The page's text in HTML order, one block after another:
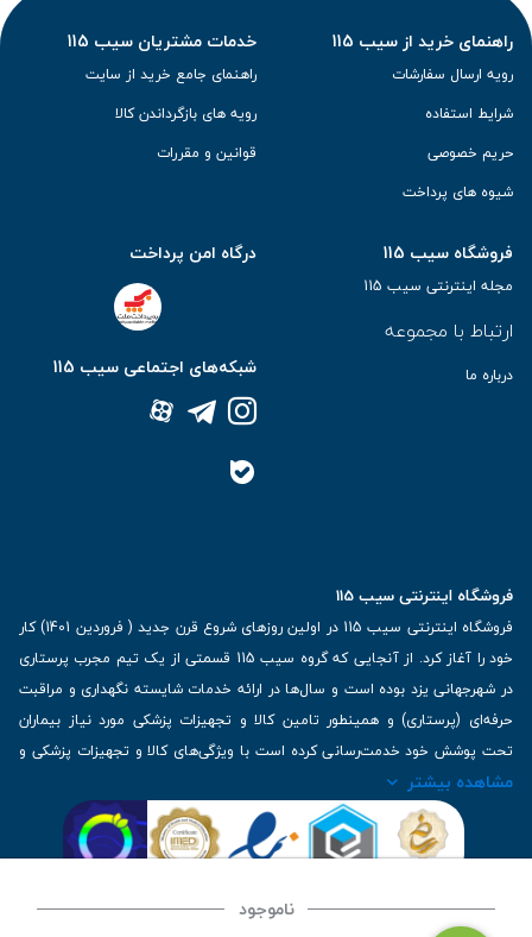
ناموجود
راهنمای خرید از سیب 115
رویه ارسال سفارشات
شرایط استفاده
حریم خصوصی
شیوه های پرداخت
خدمات مشتریان سیب 115
راهنمای جامع خرید از سایت
رویه های بازگرداندن کالا
قوانین و مقررات
فروشگاه سیب 115
مجله اینترنتی سیب 115
ارتباط با مجموعه
درباره ما
درگاه امن پرداخت
شبکه‌های اجتماعی سیب 115
فروشگاه اینترنتی سیب 115
فروشگاه اینترنتی سیب 115 در اولین روزهای شروع قرن جدید ( فروردین 1401) کار
خود را آغاز کرد. از آنجایی که گروه سیب 115 قسمتی از یک تیم مجرب پرستاری
در شهرجهانی یزد بوده است و سال‌ها در ارائه خدمات شایسته نگهداری و مراقبت
حرفه‌ای (پرستاری) و همینطور تامین کالا و تجهیزات پزشکی مورد نیاز بیماران
تحت پوشش خود خدمت‌رسانی کرده است با ویژگی‌های کالا و تجهیزات پزشکی و
برترین برندهای موجود در بازار اطلاعات بسیار ارزشمندی را دارا می‌باشد
| تلفن تماس : 36333383-035 | ایمیل: Info@Sib115.com
مشاهده بیشتر